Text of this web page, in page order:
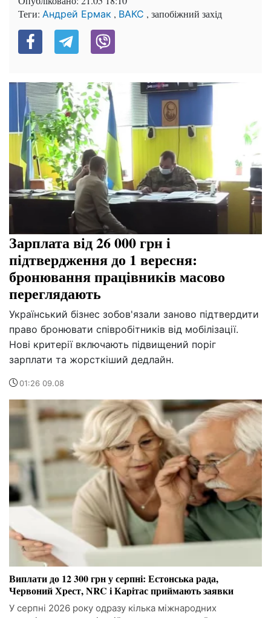
Теги: Андрей Ермак , ВАКС , запобіжний захід
Зарплата від 26 000 грн і
підтвердження до 1 вересня:
бронювання працівників масово
переглядають
Український бізнес зобов'язали заново підтвердити
право бронювати співробітників від мобілізації.
Нові критерії включають підвищений поріг
зарплати та жорсткіший дедлайн.
01:26 09.08
Виплати до 12 300 грн у серпні: Естонська рада,
Червоний Хрест, NRC і Карітас приймають заявки
У серпні 2026 року одразу кілька міжнародних